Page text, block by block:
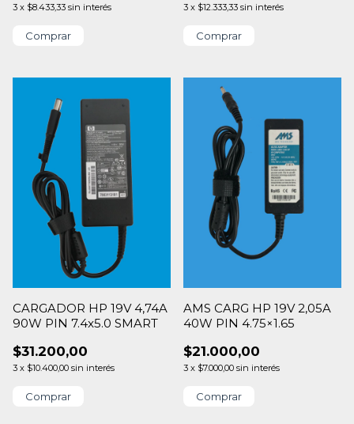
3 x $8.433,33 sin interés 3 x $12.333,33 sin interés
CARGADOR HP 19V 4,74A
90W PIN 7.4x5.0 SMART
$31.200,00
3 x $10.400,00 sin interés
AMS CARG HP 19V 2,05A
40W PIN 4.75×1.65
$21.000,00
3 x $7.000,00 sin interés